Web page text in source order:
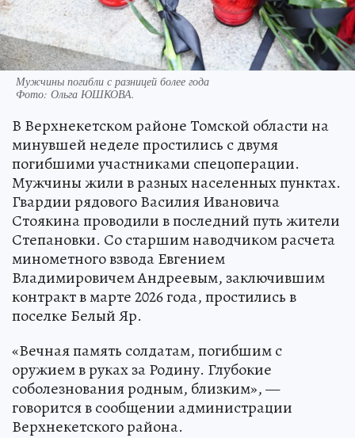
Мужчины погибли с разницей более года
Фото: Ольга ЮШКОВА.
В Верхнекетском районе Томской области на
минувшей неделе простились с двумя
погибшими участниками спецоперации.
Мужчины жили в разных населенных пунктах.
Гвардии рядового Василия Ивановича
Стоякина проводили в последний путь жители
Степановки. Со старшим наводчиком расчета
минометного взвода Евгением
Владимировичем Андреевым, заключившим
контракт в марте 2026 года, простились в
поселке Белый Яр.
«Вечная память солдатам, погибшим с
оружием в руках за Родину. Глубокие
соболезнования родным, близким», —
говорится в сообщении администрации
Верхнекетского района.